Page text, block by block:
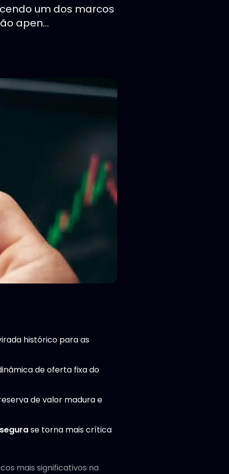
um dos marcos
apen...
histórico para as
de oferta fixa do
de valor madura e
se torna mais crítica
mais significativos na